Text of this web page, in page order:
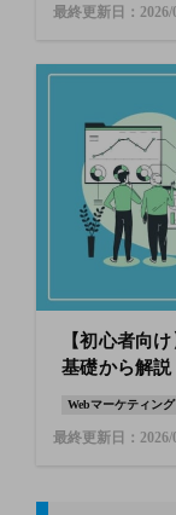
最終更新日：2026/
【初心者向
基礎から解説
Webマーケティング
最終更新日：2026/